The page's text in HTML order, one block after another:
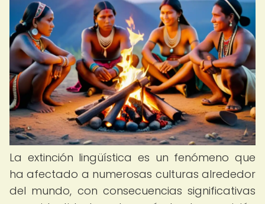
La extinción lingüística es un fenómeno que
ha afectado a numerosas culturas alrededor
del mundo, con consecuencias significativas